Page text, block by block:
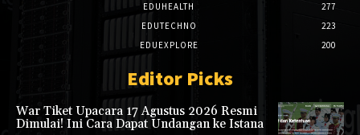
EDUHEALTH
277
EDUTECHNO
223
EDUEXPLORE
200
Editor Picks
War Tiket Upacara 17 Agustus 2026 Resmi
Dimulai! Ini Cara Dapat Undangan ke Istana